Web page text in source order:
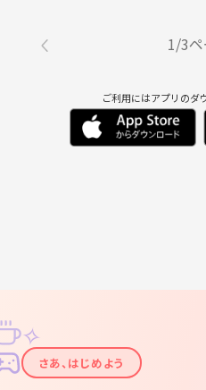
1/3
ご利用にはアプリのダ
✦
✧
さあ、はじめよう